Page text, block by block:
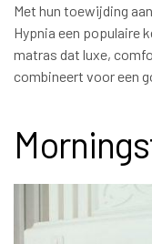
Met hun toewijding
Hypnia een populaire
matras dat luxe,
combineert voor een